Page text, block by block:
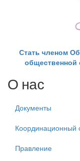
Стать членом
О нас
Документы
Координационный
Правление